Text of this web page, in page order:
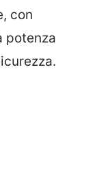
con
potenza